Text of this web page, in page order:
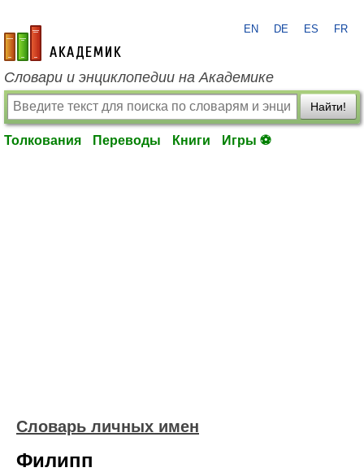
academic.ru
EN DE ES FR
Словари и энциклопедии на Академике
Найти!
Толкования Переводы Книги Игры ⚽
Словарь личных имен
Филипп